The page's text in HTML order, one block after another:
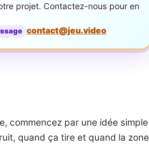
projet. Contactez-nous pour en
contact@jeu.video
commencez par une idée simple
quand ça tire et quand la zone